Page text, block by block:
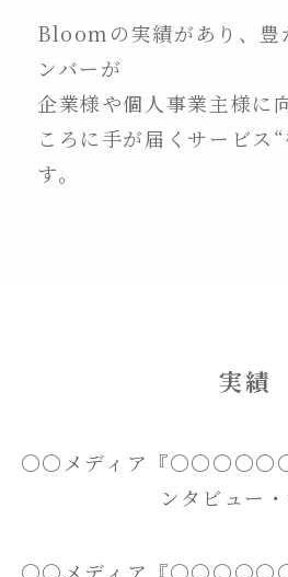
Bloomの実績があり、豊
ンバーが
企業様や個人事業主様に
ころに手が届くサービス
す。
実績
〇〇メディア『〇〇〇〇〇
ンタビュー
〇〇メディア『〇〇〇〇〇